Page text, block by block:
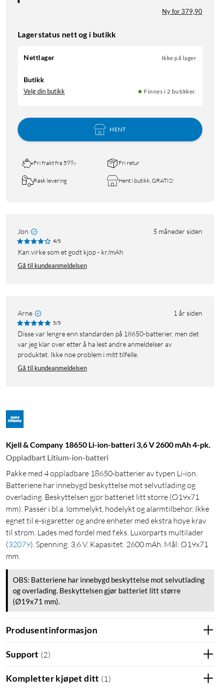
Ny for 379,90
Lagerstatus nett og i butikk
Nettlager Ikke på lager
Butikk
Velg din butikk Finnes i 2 butikker.
HENT
Fri frakt fra 599,- Fri retur
Rask levering Hent i butikk, GRATIS!
Jon 5 måneder siden
4/5
Kan virke som et godt kjøp - kr/mAh
Gå til kundeanmeldelsen
Arne 1 år siden
5/5
Disse var lengre enn standarden på 18650-batterier, men det
var jeg klar over etter å ha lest andre anmeldelser av
produktet. Ikke noe problem i mitt tilfelle.
Gå til kundeanmeldelsen
Kjell & Company 18650 Li-ion-batteri 3,6 V 2600 mAh 4-pk.
Oppladbart Litium-ion-batteri
Pakke med 4 oppladbare 18650-batterier av typen Li-ion.
Batteriene har innebygd beskyttelse mot selvutlading og
overlading. Beskyttelsen gjør batteriet litt større (Ø19x71
mm). Passer i bl.a. lommelykt, hodelykt og alarmtilbehør. Ikke
egnet til e-sigaretter og andre enheter med ekstra høye krav
til strøm. Lades med fordel med f.eks. Luxorparts multilader
(32079). Spenning: 3,6 V. Kapasitet: 2600 mAh. Mål: Ø19x71
mm.
OBS: Batteriene har innebygd beskyttelse mot selvutlading
og overlading. Beskyttelsen gjør batteriet litt større
(Ø19x71 mm).
Produsentinformasjon
Support (2)
Kompletter kjøpet ditt (1 )